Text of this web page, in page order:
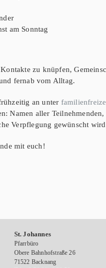
am Sonntag
zu knüpfen,
fernab vom Alltag.
an unter
Namen aller
Verpflegung gewünscht wird
mit euch!
St. Johannes
Pfarrbüro
Obere Bahnhofstraße 26
71522 Backnang